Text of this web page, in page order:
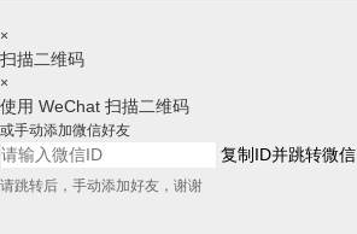
×
扫描二维码
×
使用 WeChat 扫描二维码
或手动添加微信好友
复制ID并跳转微信
请跳转后，手动添加好友，谢谢